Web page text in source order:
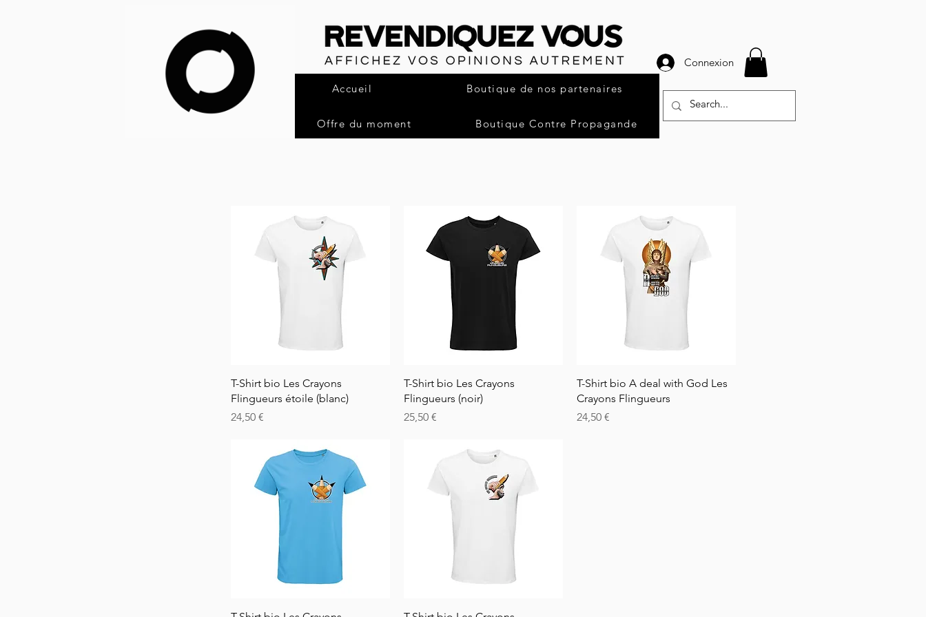
Accueil Boutique de nos partenaires
Offre du moment Boutique Contre Propagande
Connexion
Hurtigvisning
T-Shirt bio Les Crayons
Flingueurs étoile (blanc)
Pris
24,50 €
Hurtigvisning
T-Shirt bio Les Crayons
Flingueurs (noir)
Pris
25,50 €
Hurtigvisning
T-Shirt bio A deal with God Les
Crayons Flingueurs
Pris
24,50 €